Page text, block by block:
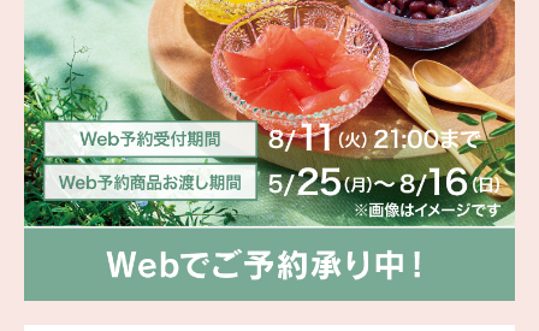
海外 Overseas shops